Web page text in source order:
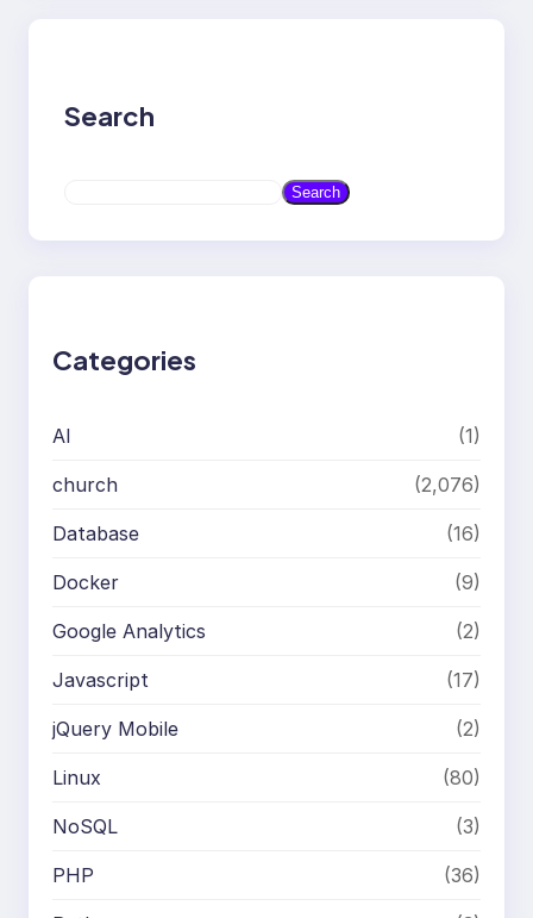
Search
a
Search
Categories
AI (1)
church (2,076)
Database (16)
Docker (9)
Google Analytics (2)
Javascript (17)
jQuery Mobile (2)
Linux (80)
NoSQL (3)
PHP (36)